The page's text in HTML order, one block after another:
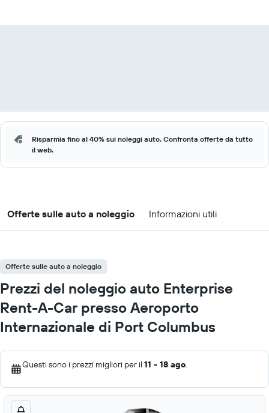
Risparmia fino al 40% sui noleggi auto. Confronta offerte da tutto
il web.
Offerte sulle auto a noleggio Informazioni utili
Offerte sulle auto a noleggio
Prezzi del noleggio auto Enterprise
Rent-A-Car presso Aeroporto
Internazionale di Port Columbus
Questi sono i prezzi migliori per il 11 - 18 ago.